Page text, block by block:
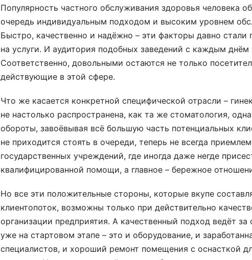
Популярность частного обслуживания здоровья человека
очередь индивидуальным подходом и высоким уровнем
Быстро, качественно и надёжно – эти факторы давно
на услуги. И аудитория подобных заведений с каждым днём
Соответственно, довольными остаются не только
действующие в этой сфере.
Что же касается конкретной специфической отрасли –
не настолько распространена, как та же стоматология,
обороты, завоёвывая всё большую часть потенциальных
не приходится стоять в очереди, теперь не всегда
государственных учреждений, где иногда даже негде
квалифицированной помощи, а главное – бережное
Но все эти положительные стороны, которые вкупе
клиентопоток, возможны только при действительно
организации предприятия. А качественный подход ведёт
уже на стартовом этапе – это и оборудование, и
специалистов, и хороший ремонт помещения с оснасткой